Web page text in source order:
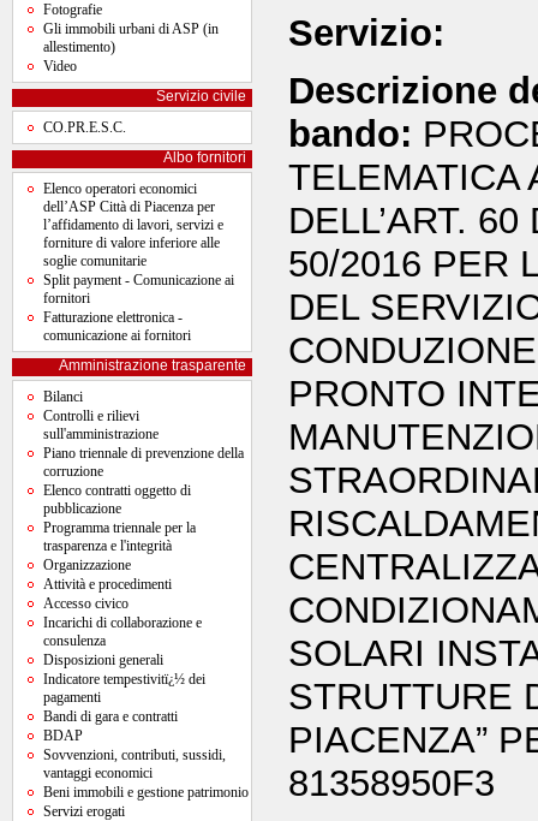
Fotografie
Gli immobili urbani di ASP (in
allestimento)
Video
Servizio civile
CO.PR.E.S.C.
Albo fornitori
Elenco operatori economici
dell’ASP Città di Piacenza per
l’affidamento di lavori, servizi e
forniture di valore inferiore alle
soglie comunitarie
Split payment - Comunicazione ai
fornitori
Fatturazione elettronica -
comunicazione ai fornitori
Amministrazione trasparente
Bilanci
Controlli e rilievi
sull'amministrazione
Piano triennale di prevenzione della
corruzione
Elenco contratti oggetto di
pubblicazione
Programma triennale per la
trasparenza e l'integrità
Organizzazione
Attività e procedimenti
Accesso civico
Incarichi di collaborazione e
consulenza
Disposizioni generali
Indicatore tempestivitï¿½ dei
pagamenti
Bandi di gara e contratti
BDAP
Sovvenzioni, contributi, sussidi,
vantaggi economici
Beni immobili e gestione patrimonio
Servizi erogati
Servizio:
Descrizione
bando:
TELEMATICA
DELL’ART.
50/2016 PER
DEL
PRONTO
SOLARI
STRUTTURE
PIACENZA”
81358950F3